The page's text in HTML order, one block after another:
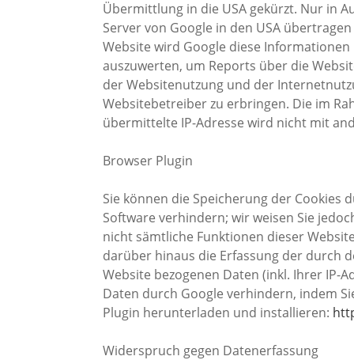
Übermittlung in die USA gekürzt. Nur in
Server von Google in den USA
Website wird Google diese
auszuwerten, um Reports über die
der Websitenutzung und der
Websitebetreiber zu erbringen. Die im
übermittelte IP-Adresse wird nicht mit
Browser Plugin
Sie können die Speicherung der
Software verhindern; wir weisen Sie
nicht sämtliche Funktionen dieser
darüber hinaus die Erfassung der durch
Website bezogenen Daten (inkl. Ihrer IP-
Daten durch Google verhindern, indem
Plugin herunterladen und installieren:
Widerspruch gegen Datenerfassung